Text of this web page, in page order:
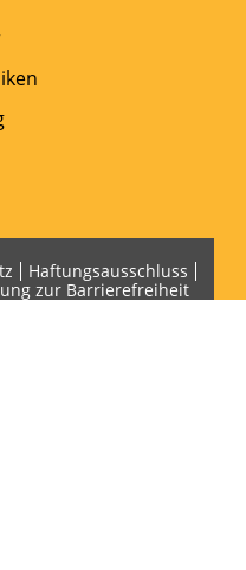
Haftungsausschluss
zur Barrierefreiheit